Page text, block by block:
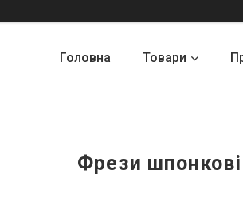
Головна Товари
Фрези